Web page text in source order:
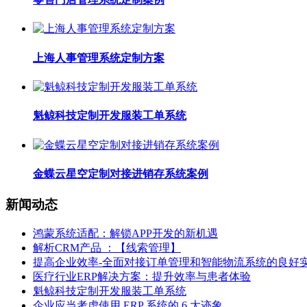
上海人事管理系统定制方案
魁鲸科技定制开发服装工单系统
金蝶云星空定制对接进销存系统案例
新闻动态
鸿蒙系统适配：解锁APP开发的新机遇
解析CRM产品 ：【线索管理】
提高企业效率-全面对接订单管理和智能物流系统的良好
医疗行业ERP解决方案：提升效率与患者体验
魁鲸科技定制开发服装工单系统